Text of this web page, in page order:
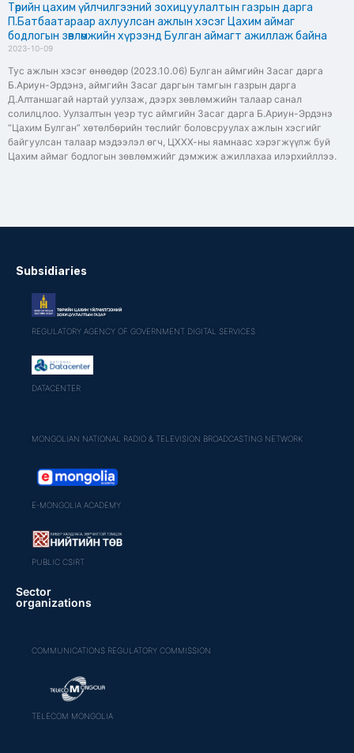
Төрийн цахим үйлчилгээний зохицуулалтын газрын дарга
П.Батбаатараар ахлуулсан ажлын хэсэг Цахим аймаг
бодлогын зөвлөмжийн хүрээнд Булган аймагт ажиллаж байна
2023-10-09
Тус ажлын хэсэг өнөөдөр (2023.10.06) Булган аймгийн Засаг дарга
Б.Ариун-Эрдэнэ, аймгийн Засаг даргын тамгын газрын дарга
Д.Алтаншагай нартай уулзаж, дээрх зөвлөмжийн талаар санал
солилцлоо. Уулзалтын үеэр тус аймгийн Засаг дарга Б.Ариун-Эрдэнэ
“Цахим Булган” хөтөлбөрийн төслийг боловсруулах ажлын хэсгийг
байгуулсан талаар мэдээлэл өгч, ЦХХХ-ны яамнаас хэрэгжүүлж буй
Цахим аймаг бодлогын зөвлөмжийг дэмжиж ажиллахаа илэрхийллээ.
Subsidiaries
REGULATORY AGENCY OF GOVERNMENT DIGITAL SERVICES
DATACENTER
MONGOLIAN NATIONAL RADIO & TELEVISION BROADCASTING NETWORK
E-MONGOLIA ACADEMY
PUBLIC CSIRT
Sector
organizations
COMMUNICATIONS REGULATORY COMMISSION
TELECOM MONGOLIA